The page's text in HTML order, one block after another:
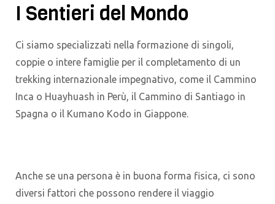
I Sentieri del Mondo
Ci siamo specializzati nella formazione di singoli,
coppie o intere famiglie per il completamento di un
trekking internazionale impegnativo, come il Cammino
Inca o Huayhuash in Perù, il Cammino di Santiago in
Spagna o il Kumano Kodo in Giappone.
Anche se una persona è in buona forma fisica, ci sono
diversi fattori che possono rendere il viaggio